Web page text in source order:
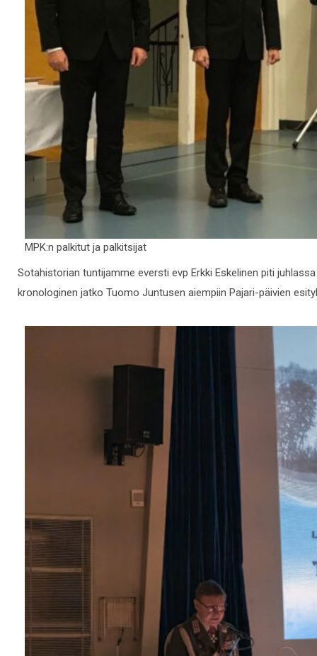
MPK:n palkitut ja palkitsijat
Sotahistorian tuntijamme eversti evp Erkki Eskelinen piti
kronologinen jatko Tuomo Juntusen aiempiin Pajari-päivien